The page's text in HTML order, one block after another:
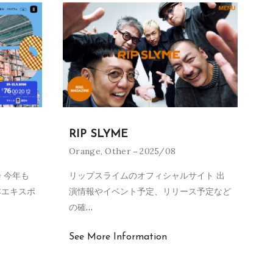
今年も
キスポ
RIP SLYME
Orange,Other 2025/08
リップスライムのオフィシャルサイト 出
演情報やイベント予定、リリース予定など
の確…
See More Information